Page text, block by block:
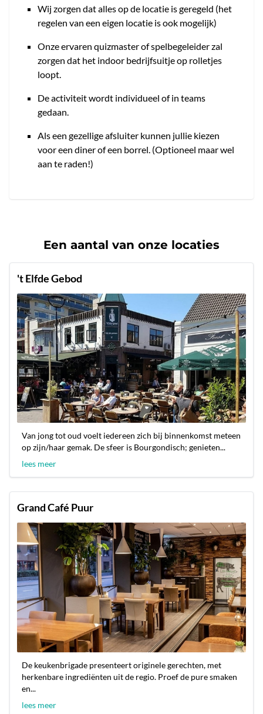
Wij zorgen dat alles op de locatie is geregeld (het
regelen van een eigen locatie is ook mogelijk)
Onze ervaren quizmaster of spelbegeleider zal
zorgen dat het indoor bedrijfsuitje op rolletjes
loopt.
De activiteit wordt individueel of in teams
gedaan.
Als een gezellige afsluiter kunnen jullie kiezen
voor een diner of een borrel. (Optioneel maar wel
aan te raden!)
Een aantal van onze locaties
't Elfde Gebod
Van jong tot oud voelt iedereen zich bij binnenkomst meteen
op zijn/haar gemak. De sfeer is Bourgondisch; genieten...
lees meer
Grand Café Puur
De keukenbrigade presenteert originele gerechten, met
herkenbare ingrediënten uit de regio. Proef de pure smaken
en...
lees meer